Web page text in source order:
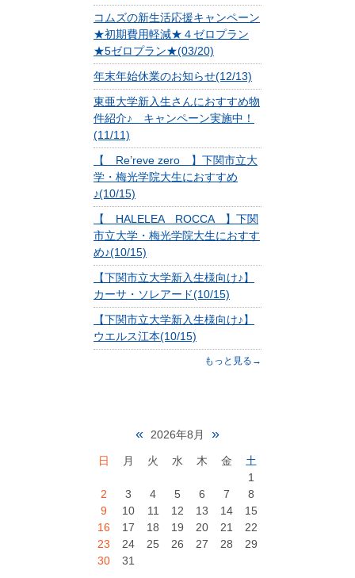
コムズの新生活応援キャンペーン
★初期費用軽減★４ゼロプラン
★5ゼロプラン★(03/20)
年末年始休業のお知らせ(12/13)
東亜大学新入生さんにおすすめ物
件紹介♪ キャンペーン実施中！
(11/11)
【 Re’reve zero 】下関市立大
学・梅光学院大生におすすめ
♪(10/15)
【 HALELEA ROCCA 】下関
市立大学・梅光学院大生におすす
め♪(10/15)
【下関市立大学新入生様向け♪】
カーサ・ソレアード(10/15)
【下関市立大学新入生様向け♪】
ウエルス江本(10/15)
もっと見る→
« 2026年8月 »
日 月 火 水 木 金
土
1
2
3 4 5 6 7
8
9
10 11 12 13 14
15
16
17 18 19 20 21
22
23
24 25 26 27 28
29
30
31